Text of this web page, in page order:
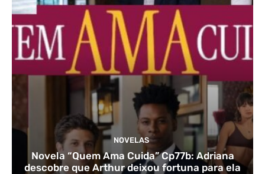
NOVELAS
Novela “Quem Ama Cuida” Cp77b: Adriana
descobre que Arthur deixou fortuna para ela